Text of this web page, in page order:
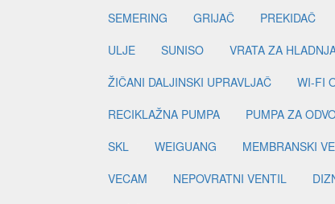
SEMERING
GRIJAČ PREKIDAČ
ULJE
SUNISO VRATA ZA
ŽIČANI DALJINSKI UPRAVLJAČ
WI-FI
RECIKLAŽNA PUMPA
PUMPA ZA
SKL
WEIGUANG MEMBRANSKI
VECAM
NEPOVRATNI VENTIL